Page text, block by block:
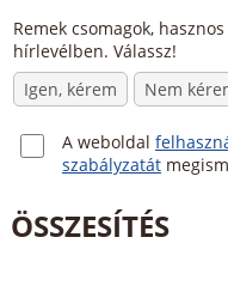
Remek csomagok,
hírlevélben. Válassz!
Igen, kérem
Nem
A weboldal
szabályzatát